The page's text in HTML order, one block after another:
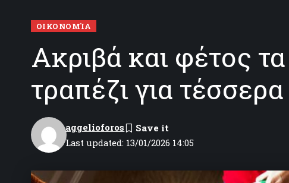
ΟΙΚΟΝΟΜΊΑ
Ακριβά και φέτος
τραπέζι για
Last updated: 13/01/2026 14:05
aggelioforos